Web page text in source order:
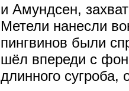
и Амундсен,
Метели нанесли
пингвинов были
шёл впереди с
длинного сугроба,